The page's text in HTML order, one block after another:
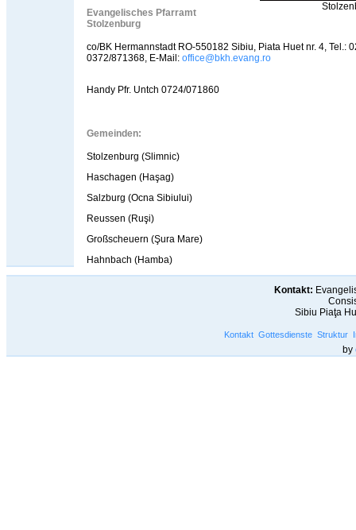
Evangelisches Pfarramt
Stolzenburg
co/BK Hermannstadt RO-550182 Sibiu, Piata Huet nr. 4, Tel.:
0372/871368, E-Mail: office@bkh.evang.ro
Handy Pfr. Untch 0724/071860
Gemeinden:
Stolzenburg (Slimnic)
Haschagen (Haşag)
Salzburg (Ocna Sibiului)
Reussen (Ruşi)
Großscheuern (Şura Mare)
Hahnbach (Hamba)
Kontakt:
Sibiu Piaţa
Kontakt Gottesdienste Struktur
by